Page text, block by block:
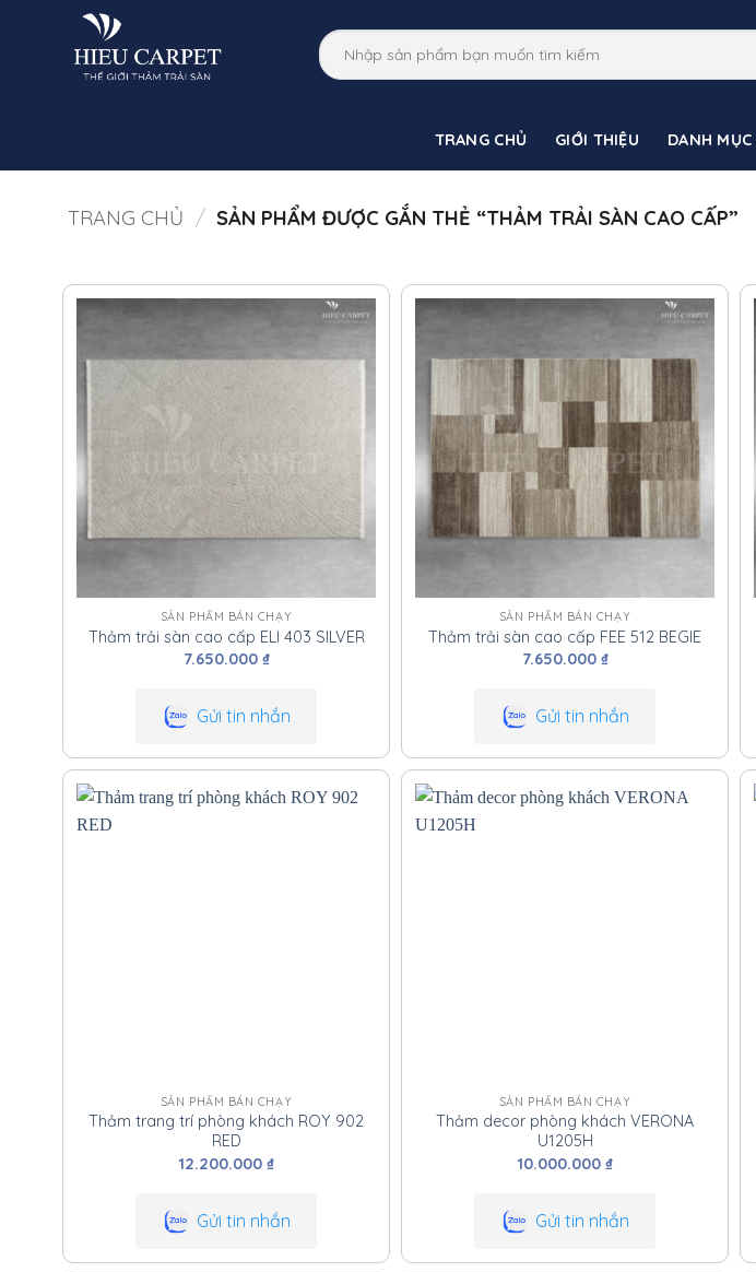
TRANG CHỦ GIỚI THIỆU DANH
TRANG CHỦ / SẢN PHẨM ĐƯỢC GẮN THẺ “THẢM TRẢI SÀN CAO CẤP”
SẢN PHẨM BÁN CHẠY
Thảm trải sàn cao cấp ELI 403 SILVER
7.650.000 ₫
Gửi tin nhắn
SẢN PHẨM BÁN CHẠY
Thảm trải sàn cao cấp FEE 512 BEGIE
7.650.000 ₫
Gửi tin nhắn
SẢN PHẨM BÁN CHẠY
Thảm trang trí phòng khách ROY 902
RED
12.200.000 ₫
Gửi tin nhắn
SẢN PHẨM BÁN CHẠY
Thảm decor phòng khách VERONA
U1205H
10.000.000 ₫
Gửi tin nhắn